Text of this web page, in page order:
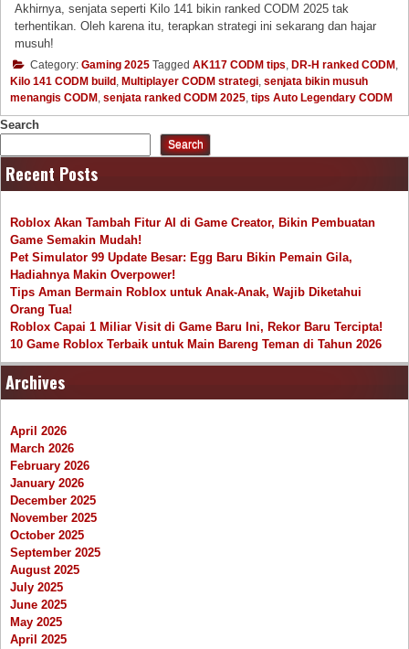
Akhirnya, senjata seperti Kilo 141 bikin ranked CODM 2025 tak
terhentikan. Oleh karena itu, terapkan strategi ini sekarang dan hajar
musuh!
Category: Gaming 2025 Tagged AK117 CODM tips DR-H ranked CODM
Kilo 141 CODM build Multiplayer CODM strategi senjata bikin musuh
menangis CODM senjata ranked CODM 2025 tips Auto Legendary CODM
Search
Search
Recent Posts
Roblox Akan Tambah Fitur AI di Game Creator, Bikin Pembuatan
Game Semakin Mudah!
Pet Simulator 99 Update Besar: Egg Baru Bikin Pemain Gila,
Hadiahnya Makin Overpower!
Tips Aman Bermain Roblox untuk Anak-Anak, Wajib Diketahui
Orang Tua!
Roblox Capai 1 Miliar Visit di Game Baru Ini, Rekor Baru Tercipta!
10 Game Roblox Terbaik untuk Main Bareng Teman di Tahun 2026
Archives
April 2026
March 2026
February 2026
January 2026
December 2025
November 2025
October 2025
September 2025
August 2025
July 2025
June 2025
May 2025
April 2025